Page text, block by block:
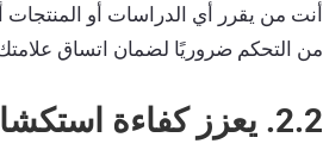
أنت من يقرر أي الدراسات أو المنتجات
من التحكم ضروريًا لضمان اتساق علامتك